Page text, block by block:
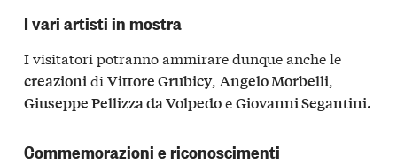
I vari artisti in mostra
I visitatori potranno ammirare dunque anche le
creazionidi Vittore Grubicy, Angelo Morbelli,
Giuseppe Pellizza da VolpedoeGiovanni Segantini.
Commemorazioni e riconoscimenti